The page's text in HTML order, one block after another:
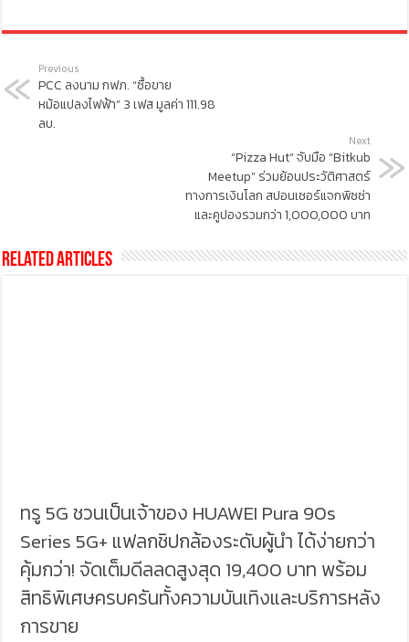
Previous
PCC ลงนาม กฟภ. “ซื้อขาย
หม้อแปลงไฟฟ้า” 3 เฟส มูลค่า 111.98
ลบ.
Next
“Pizza Hut” จับมือ “Bitkub
Meetup” ร่วมย้อนประวัติศาสตร์
ทางการเงินโลก สปอนเซอร์แจกพิซซ่า
และคูปองรวมกว่า 1,000,000 บาท
Related Articles
ทรู 5G ชวนเป็นเจ้าของ HUAWEI Pura 90s
Series 5G+ แฟลกชิปกล้องระดับผู้นำ ได้ง่ายกว่า
คุ้มกว่า! จัดเต็มดีลลดสูงสุด 19,400 บาท พร้อม
สิทธิพิเศษครบครันทั้งความบันเทิงและบริการหลัง
การขาย